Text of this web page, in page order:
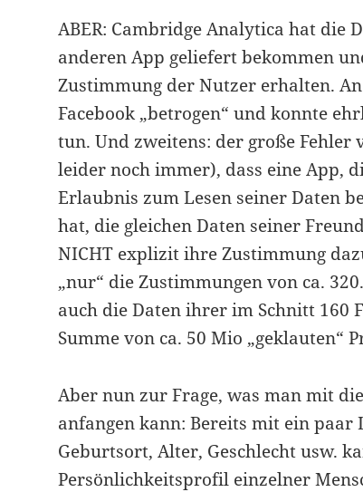
ABER: Cambridge Analytica hat die
anderen App geliefert bekommen
Zustimmung der Nutzer erhalten.
Facebook „betrogen“ und konnte
tun. Und zweitens: der große Fehler
leider noch immer), dass eine App,
Erlaubnis zum Lesen seiner Daten
hat, die gleichen Daten seiner
NICHT explizit ihre Zustimmung
„nur“ die Zustimmungen von ca.
auch die Daten ihrer im Schnitt 160
Summe von ca. 50 Mio „geklauten“
Aber nun zur Frage, was man mit
anfangen kann: Bereits mit ein paar
Geburtsort, Alter, Geschlecht usw.
Persönlichkeitsprofil einzelner